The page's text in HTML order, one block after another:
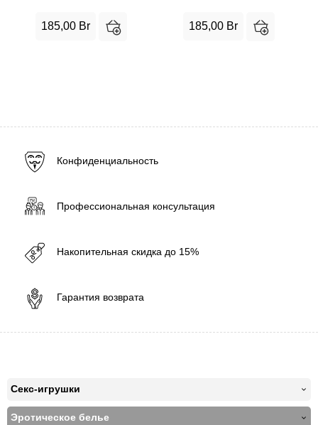
185,00 Br 185,00 Br
Конфиденциальность
Профессиональная консультация
Накопительная скидка до 15%
Гарантия возврата
Секс-игрушки
Эротическое белье